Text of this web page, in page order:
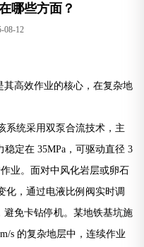
哪些方面？
08-12
其高效作业的核心，在复杂地
系统采用双泵合流技术，主
定在 35MPa，可驱动直径 3
业。面对中风化岩层或卵石
化，通过电液比例阀实时调
避免卡钻停机。某地铁基坑施
s 的复杂地层中，连续作业